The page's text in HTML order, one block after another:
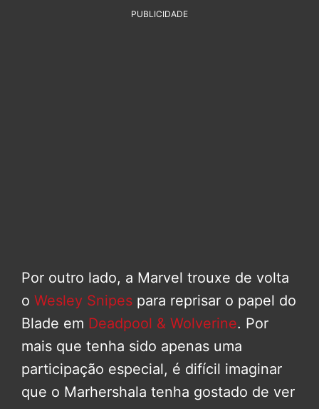
PUBLICIDADE
Por outro lado, a Marvel trouxe de volta
o Wesley Snipes para reprisar o papel do
Blade em Deadpool & Wolverine. Por
mais que tenha sido apenas uma
participação especial, é difícil imaginar
que o Marhershala tenha gostado de ver